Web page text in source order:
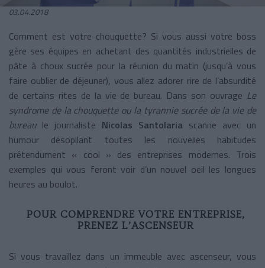
03.04.2018
Comment est votre chouquette? Si vous aussi votre boss
gère ses équipes en achetant des quantités industrielles de
pâte à choux sucrée pour la réunion du matin (jusqu’à vous
faire oublier de déjeuner), vous allez adorer rire de l’absurdité
de certains rites de la vie de bureau. Dans son ouvrage Le
syndrome de la chouquette ou la tyrannie sucrée de la vie de
bureaule journaliste Nicolas Santolaria scanne avec un
humour désopilant toutes les nouvelles habitudes
prétendument « cool » des entreprises modernes. Trois
exemples qui vous feront voir d’un nouvel oeil les longues
heures au boulot.
POUR COMPRENDRE VOTRE ENTREPRISE,
PRENEZ L’ASCENSEUR
Si vous travaillez dans un immeuble avec ascenseur, vous